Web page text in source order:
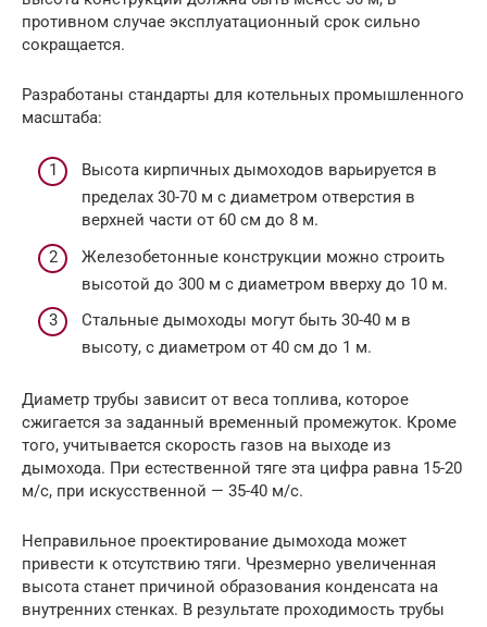
противном случае эксплуатационный срок сильно
сокращается.
Разработаны стандарты для котельных промышленного
масштаба:
Высота кирпичных дымоходов варьируется в
пределах 30-70 м с диаметром отверстия в
верхней части от 60 см до 8 м.
Железобетонные конструкции можно строить
высотой до 300 м с диаметром вверху до 10 м.
Стальные дымоходы могут быть 30-40 м в
высоту, с диаметром от 40 см до 1 м.
Диаметр трубы зависит от веса топлива, которое
сжигается за заданный временный промежуток. Кроме
того, учитывается скорость газов на выходе из
дымохода. При естественной тяге эта цифра равна 15-20
м/с, при искусственной — 35-40 м/с.
Неправильное проектирование дымохода может
привести к отсутствию тяги. Чрезмерно увеличенная
высота станет причиной образования конденсата на
внутренних стенках. В результате проходимость трубы